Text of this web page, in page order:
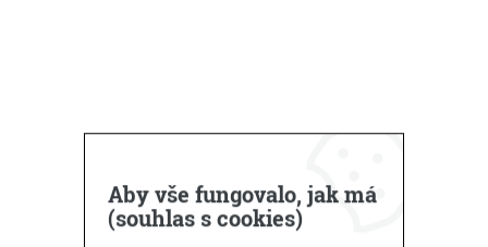
Aby vše fungovalo, jak má
(souhlas s cookies)